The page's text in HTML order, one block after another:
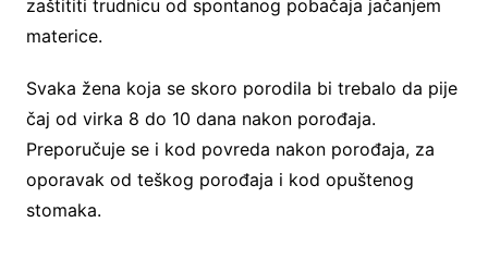
zaštititi trudnicu od spontanog pobačaja jačanjem
materice.
Svaka žena koja se skoro porodila bi trebalo da pije
čaj od virka 8 do 10 dana nakon porođaja.
Preporučuje se i kod povreda nakon porođaja, za
oporavak od teškog porođaja i kod opuštenog
stomaka.